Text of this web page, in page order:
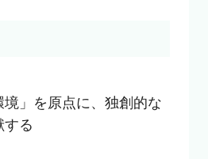
境」を原点に、独創的な
する